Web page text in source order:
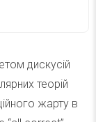
дискусій
теорій
жарту в